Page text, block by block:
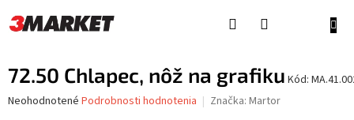
na
obsah
72.50 Chlapec, nôž na grafiku Kód:
Priemerné
Neohodnotené Podrobnosti hodnotenia Značka: Martor